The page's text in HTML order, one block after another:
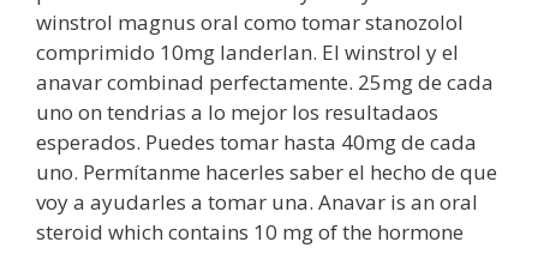
winstrol magnus oral como tomar stanozolol
comprimido 10mg landerlan. El winstrol y el
anavar combinad perfectamente. 25mg de cada
uno on tendrias a lo mejor los resultadaos
esperados. Puedes tomar hasta 40mg de cada
uno. Permítanme hacerles saber el hecho de que
voy a ayudarles a tomar una. Anavar is an oral
steroid which contains 10 mg of the hormone